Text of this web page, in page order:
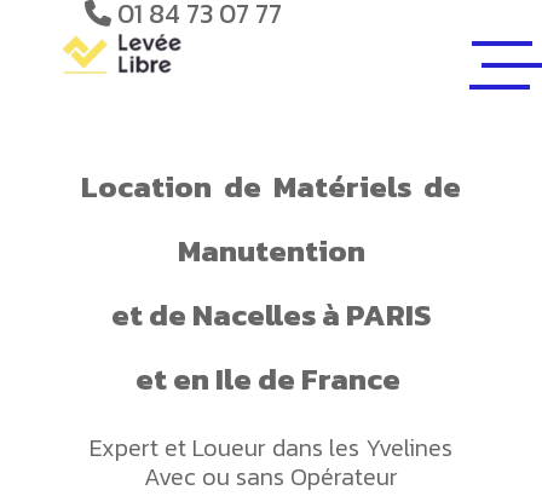
01 84 73 07 77
Location de Matériels de
Manutention
et deNacellesà PARIS
et en Ile de France
Expert et Loueur dans les Yvelines
Avec ou sans Opérateur